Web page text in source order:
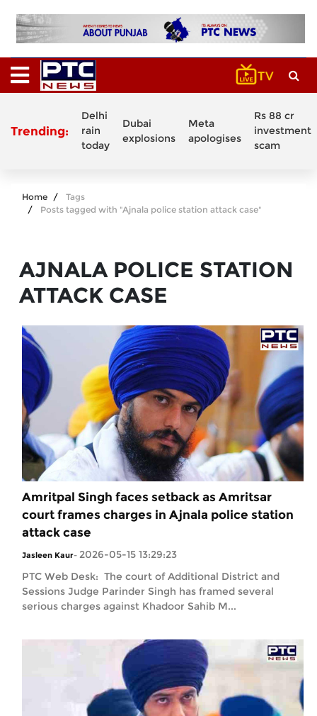
Trending:
Delhi
rain
today
Dubai
explosions
Meta
apologises
Rs 88 cr
investment
scam
Home
Tags
Posts tagged with "Ajnala police station attack case"
AJNALA POLICE STATION
ATTACK CASE
Amritpal Singh faces setback as Amritsar
court frames charges in Ajnala police station
attack case
Jasleen Kaur- 2026-05-15 13:29:23
PTC Web Desk: The court of Additional District and
Sessions Judge Parinder Singh has framed several
serious charges against Khadoor Sahib M...